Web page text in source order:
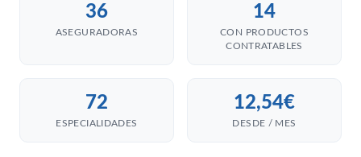
36
ASEGURADORAS
14
CON PRODUCTOS
CONTRATABLES
72
ESPECIALIDADES
12,54€
DESDE / MES